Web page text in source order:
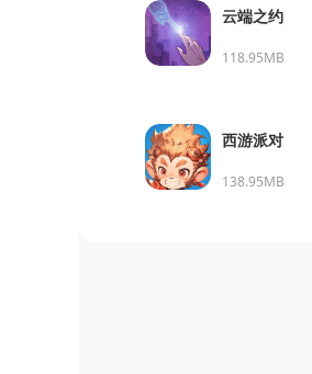
云端之约
118.95MB
西游派对
138.95MB